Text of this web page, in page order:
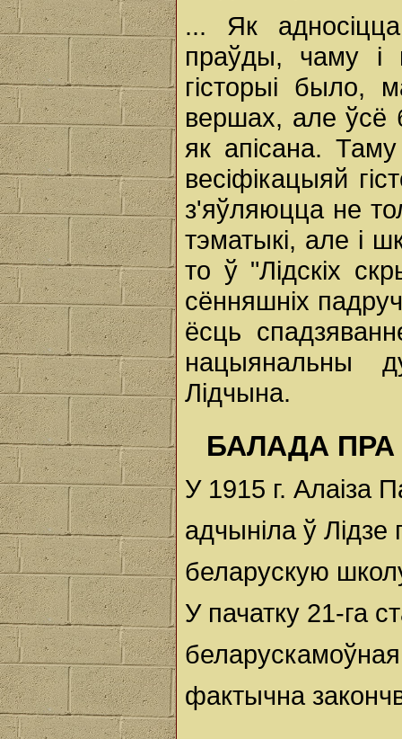
... Як
праўды, чаму і
гісторыі было,
вершах, але ўсё
як апісана.
весіфікацыяй
з'яўляюцца не
тэматыкі, але і
то ў "Лідскіх
сённяшніх
ёсць
нацыянальны
Лідчына.
БАЛАДА
У 1915 г. Алаіза
адчыніла ў
беларускую
У пачатку 21-га
фактычна